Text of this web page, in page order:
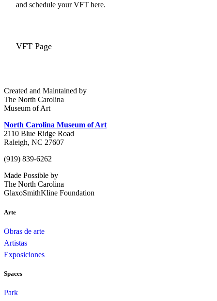
and schedule your VFT here.
VFT Page
Created and Maintained by
The North Carolina
Museum of Art
North Carolina Museum of Art
2110 Blue Ridge Road
Raleigh, NC 27607
(919) 839-6262
Made Possible by
The North Carolina
GlaxoSmithKline Foundation
Arte
Obras de arte
Artistas
Exposiciones
Spaces
Park